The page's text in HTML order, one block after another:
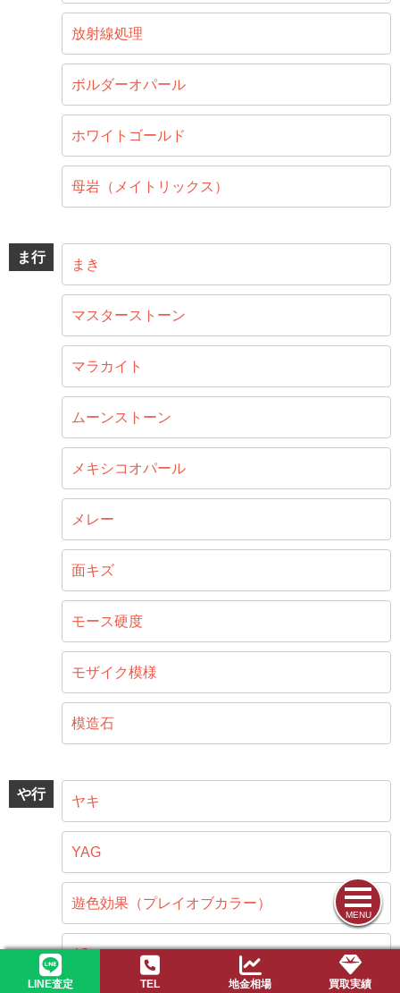
MENU
LINE査定 TEL 地金相場 買取実績
放射線処理
ボルダーオパール
ホワイトゴールド
母岩（メイトリックス）
ま行 まき
マスターストーン
マラカイト
ムーンストーン
メキシコオパール
メレー
面キズ
モース硬度
モザイク模様
模造石
や行 ヤキ
YAG
遊色効果（プレイオブカラー）
4C